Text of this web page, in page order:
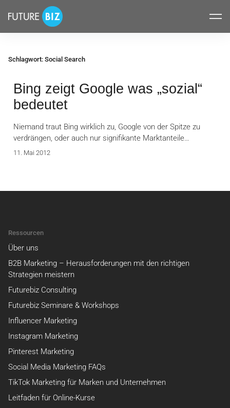
überspringen
FUTUREBIZ
Schlagwort: Social Search
Bing zeigt Google was „sozial“
bedeutet
Niemand traut Bing wirklich zu, Google von der Spitze zu
verdrängen, oder auch nur signifikante Marktanteile…
11. Mai 2012
Ressourcen
Über uns
B2B Marketing – Herausforderungen mit den richtigen
Strategien meistern
Futurebiz Consulting
Futurebiz Seminare & Workshops
Influencer Marketing
Instagram Marketing
Pinterest Marketing
Social Media Marketing FAQs
TikTok Marketing für Marken und Unternehmen
Leitfaden für Online-Kurse